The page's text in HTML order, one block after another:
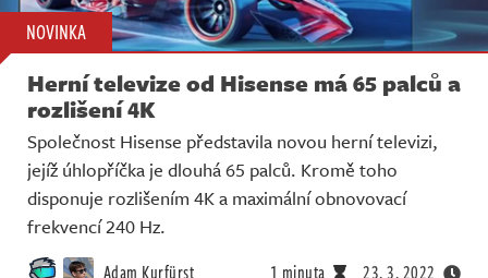
NOVINKA
Herní televize od Hisense má 65 palců a
rozlišení 4K
Společnost Hisense představila novou herní televizi,
jejíž úhlopříčka je dlouhá 65 palců. Kromě toho
disponuje rozlišením 4K a maximální obnovovací
frekvencí 240 Hz.
Adam Kurfürst 1 minuta 23. 3. 2022